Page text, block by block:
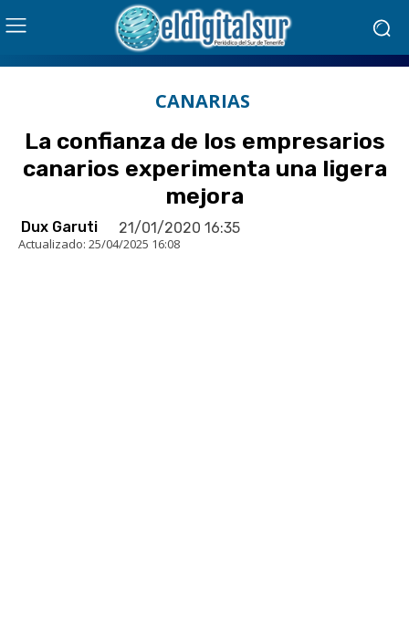
CANARIAS
La confianza de los empresarios
canarios experimenta una ligera
mejora
Dux Garuti 21/01/2020 16:35
Actualizado: 25/04/2025 16:08